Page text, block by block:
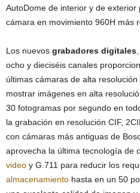
AutoDome de interior y de
cámara en movimiento 960H más
Los nuevos grabadores digitales
ocho y dieciséis canales
últimas cámaras de alta
mostrar imágenes en alta
30 fotogramas por segundo en
la grabación en resolución CIF,
con cámaras más antiguas de
aprovecha la última tecnología de
video y G.711 para reducir los
almacenamiento hasta en un 50